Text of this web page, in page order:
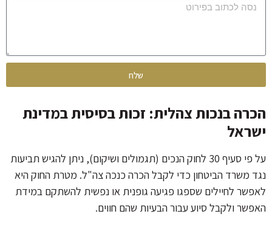
שלח
הכרה בנכות צהלית: זכות בסיסית במדינת
ישראל
על פי סעיף 30 לחוק הנכים (תגמולים ושיקום), ניתן להגיש תביעות
נגד משרד הביטחון כדי לקבל הכרה כנכה צה"ל. מטרת החוק היא
לאפשר לחיילים שספגו פגיעה גופנית או נפשית להשתקם במידת
האפשר ולקבל סיוע עבור הבעיות שהם חווים.